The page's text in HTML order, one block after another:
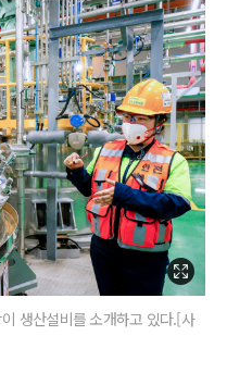
생산설비를 소개하고 있다.[사